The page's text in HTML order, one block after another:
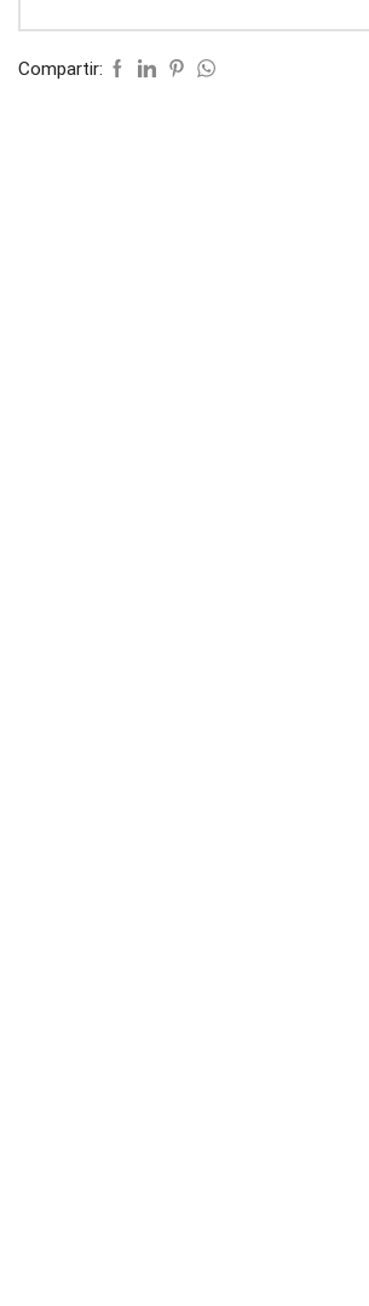
Compartir: